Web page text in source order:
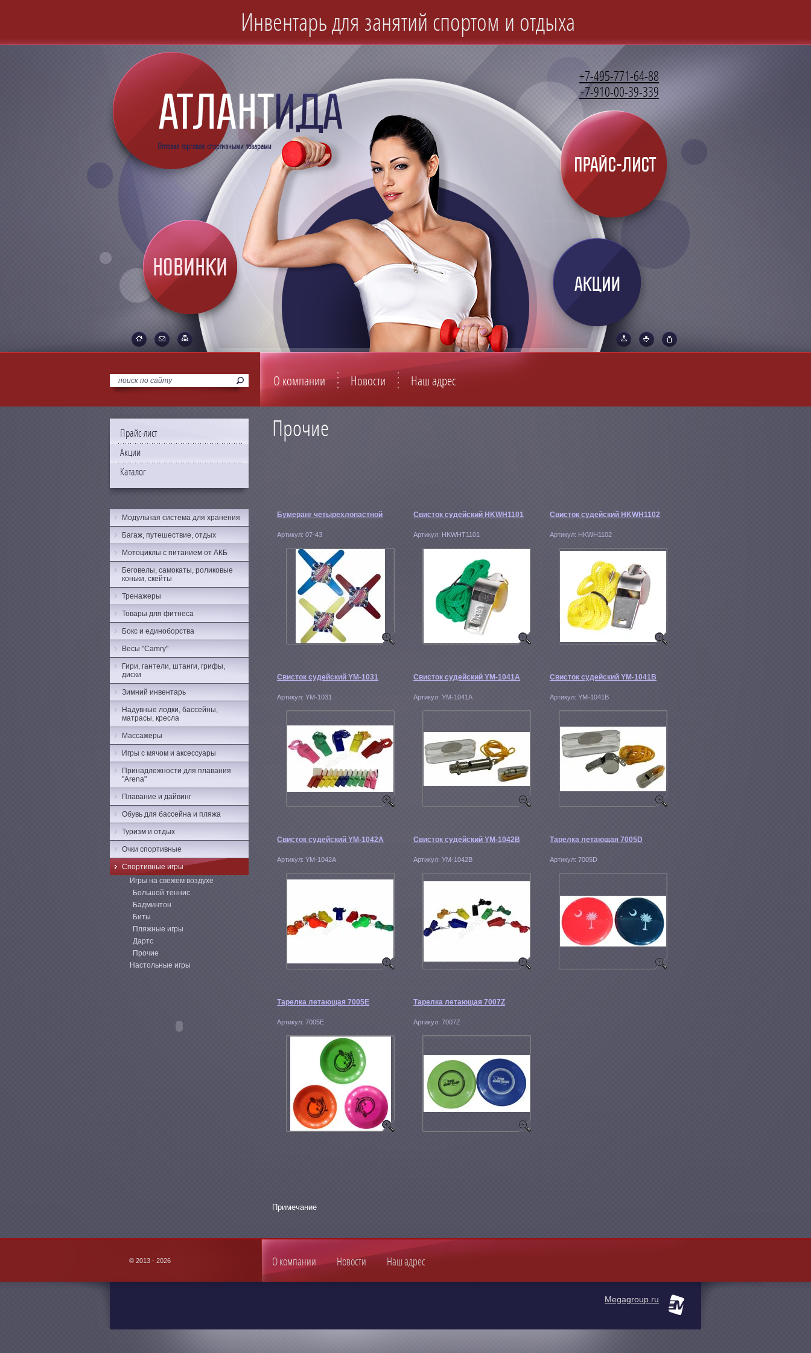
О компании Новости Наш адрес
Инвентарь для занятий спортом и отдыха
Оптовая торговля спортивными товарами
+7-495-771-64-88
+7-910-00-39-339
Прочие
Бумеранг четырехлопастной
Артикул: 07-43
Свисток судейский HKWH1101
Артикул: HKWHT1101
Свисток судейский HKWH1102
Артикул: HKWH1102
Свисток судейский YM-1031
Артикул: YM-1031
Свисток судейский YM-1041A
Артикул: YM-1041A
Свисток судейский YM-1041B
Артикул: YM-1041B
Свисток судейский YM-1042A
Артикул: YM-1042A
Свисток судейский YM-1042B
Артикул: YM-1042B
Тарелка летающая 7005D
Артикул: 7005D
Тарелка летающая 7005E
Артикул: 7005E
Тарелка летающая 7007Z
Артикул: 7007Z
Примечание
Прайс-лист
Акции
Каталог
Модульная система для хранения
Багаж, путешествие, отдых
Мотоциклы с питанием от АКБ
Беговелы, самокаты, роликовые
коньки, скейты
Тренажеры
Товары для фитнеса
Бокс и единоборства
Весы "Camry"
Гири, гантели, штанги, грифы,
диски
Зимний инвентарь
Надувные лодки, бассейны,
матрасы, кресла
Массажеры
Игры с мячом и аксессуары
Принадлежности для плавания
"Arena"
Плавание и дайвинг
Обувь для бассейна и пляжа
Туризм и отдых
Очки спортивные
Спортивные игры
Игры на свежем воздухе
Большой теннис
Бадминтон
Биты
Пляжные игры
Дартс
Прочие
Настольные игры
О компании Новости Наш адрес
© 2013 - 2026
Megagroup.ru